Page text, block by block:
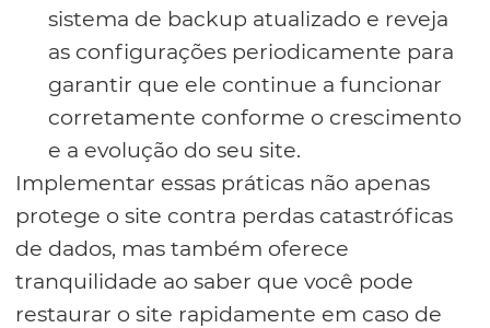
sistema de backup atualizado e reveja
as configurações periodicamente para
garantir que ele continue a funcionar
corretamente conforme o crescimento
e a evolução do seu site.
Implementar essas práticas não apenas
protege o site contra perdas catastróficas
de dados, mas também oferece
tranquilidade ao saber que você pode
restaurar o site rapidamente em caso de